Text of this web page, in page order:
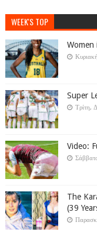
WEEK'S TOP
Super
Τρίτη,
Video:
The
(39